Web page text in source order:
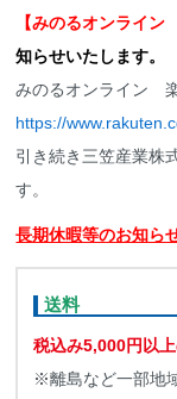
【みのるオンライ
知らせいたします。
みのるオンライン
https://
引き続き三笠産業株
す。
長期休暇等のお知ら
送料
税込み5,000円以
※離島など一部地